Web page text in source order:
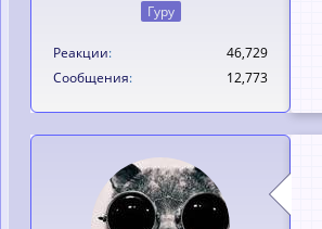
Гуру
Реакции
46,729
Сообщения
12,773